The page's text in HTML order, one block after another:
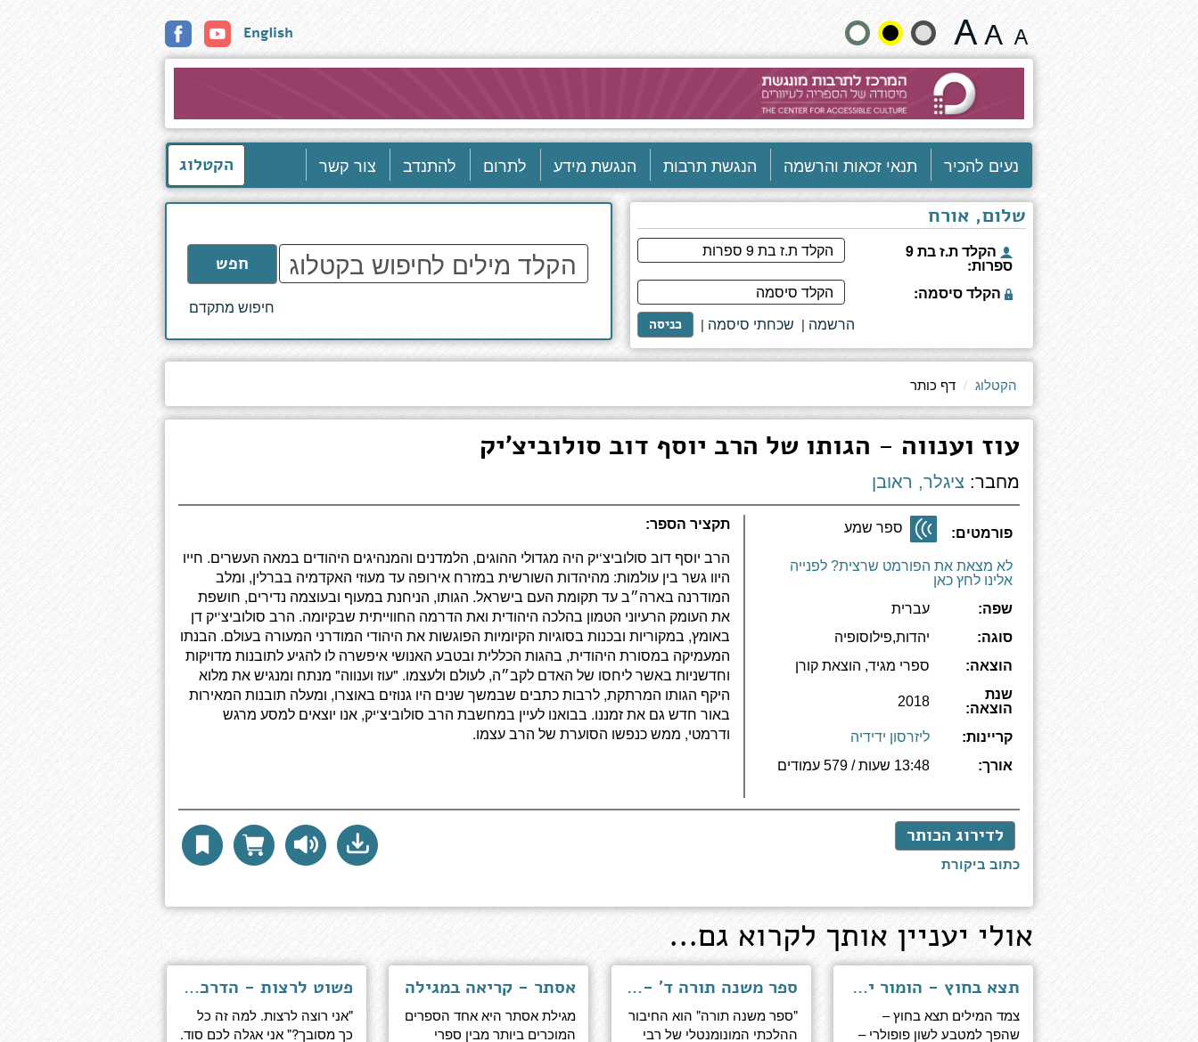
וענווה
-
הגותו
יוסף
דוב
סולוביצ'יק
שנה
גודל
וצבעים:
English
נעים להכיר תנאי זכאות והרשמה הנגשת תרבות הנגשת מידע לתרום להתנדב צור קשר הקטלוג
שלום, אורח
הקלד ת.ז בת 9
ספרות:
הקלד סיסמה:
כניסה | שכחתי סיסמה | הרשמה
הקלד
מילים
לחיפוש
חפש
חיפוש מתקדם
הקטלוג דף כותר
עוז וענווה - הגותו של הרב יוסף דוב סולוביצ'יק
מחבר: ציגלר, ראובן
פורמטים: ספר שמע
לא מצאת את הפורמט שרצית? לפנייה
אלינו לחץ כאן
שפה:
עברית
סוגה:
יהדות,פילוסופיה
הוצאה:
ספרי מגיד, הוצאת קורן
שנת
הוצאה:
2018
קריינות:
ליזרסון ידידיה
אורך:
13:48 שעות / 579 עמודים
תקציר הספר:
הרב יוסף דוב סולוביצ‘יק היה מגדולי ההוגים, הלמדנים והמנהיגים היהודים במאה העשרים. חייו
היוו גשר בין עולמות: מהיהדות השורשית במזרח אירופה עד מעוזי האקדמיה בברלין, ומלב
המודרנה בארה״ב עד תקומת העם בישראל. הגותו, הניחנת במעוף ובעוצמה נדירים, חושפת
את העומק הרעיוני הטמון בהלכה היהודית ואת הדרמה החווייתית שבקיומה. הרב סולוביצ‘יק דן
באומץ, במקוריות ובכנות בסוגיות הקיומיות הפוגשות את היהודי המודרני המעורה בעולם. הבנתו
המעמיקה במסורת היהודית, בהגות הכללית ובטבע האנושי איפשרה לו להגיע לתובנות מדויקות
וחדשניות באשר ליחסו של האדם לקב״ה, לעולם ולעצמו. "עוז וענווה" מנתח ומנגיש את מלוא
היקף הגותו המרתקת, לרבות כתבים שבמשך שנים היו גנוזים באוצרו, ומעלה תובנות המאירות
באור חדש גם את זמננו. בבואנו לעיין במחשבת הרב סולוביצ‘יק, אנו יוצאים למסע מרגש
ודרמטי, ממש כנפשו הסוערת של הרב עצמו.
לדירוג הכותר
כתוב ביקורת
אולי יעניין אותך לקרוא גם...
תצא בחוץ - הומור יהודי מבית אבא
צמד המילים תצא בחוץ –
שהפך למטבע לשון פופולרי –
ספר משנה תורה ד' - ספר נשים
"ספר משנה תורה" הוא החיבור
ההלכתי המונומנטלי של רבי
אסתר - קריאה במגילה
מגילת אסתר היא אחד הספרים
המוכרים ביותר מבין ספרי
פשוט לרצות - הדרכה למיניות
"אני רוצה לרצות. למה זה כל
כך מסובך?" אני אגלה לכם סוד.